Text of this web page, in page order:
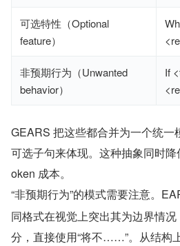
可选特性（Optional
feature）
非预期行为（Unwanted
behavior）
If
GEARS 把这些都合并为一个统一
可选子句来体现。这种抽象同时
oken 成本。
“非预期行为”的模式需要注意。
同格式在视觉上突出其为边界情
分，直接使用“将不……”。从结构